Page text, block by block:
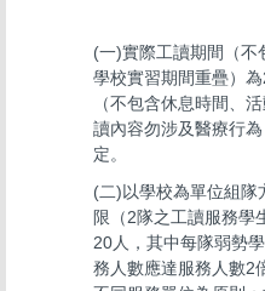
(一)實際工讀期間（不
學校實習期間重疊）
（不包含休息時間、
讀內容勿涉及醫療行
定。
(二)以學校為單位組隊
限（2隊之工讀服務學
20人，其中每隊弱勢
務人數應達服務人數2